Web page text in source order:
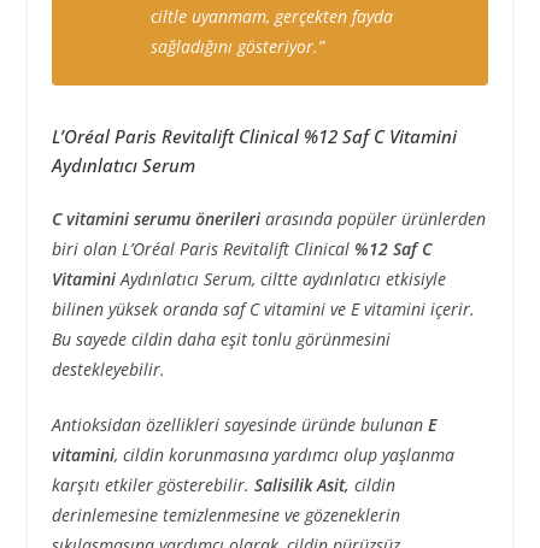
ciltle uyanmam, gerçekten fayda
sağladığını gösteriyor.”
L’Oréal Paris Revitalift Clinical %12 Saf C Vitamini
Aydınlatıcı Serum
C vitamini serumu önerileriarasında popüler ürünlerden
biri olan L’Oréal Paris Revitalift Clinical %12 Saf C
VitaminiAydınlatıcı Serum, ciltte aydınlatıcı etkisiyle
bilinen yüksek oranda saf C vitamini ve E vitamini içerir.
Bu sayede cildin daha eşit tonlu görünmesini
destekleyebilir.
Antioksidan özellikleri sayesinde üründe bulunan E
vitamini, cildin korunmasına yardımcı olup yaşlanma
karşıtı etkiler gösterebilir. Salisilik Asit, cildin
derinlemesine temizlenmesine ve gözeneklerin